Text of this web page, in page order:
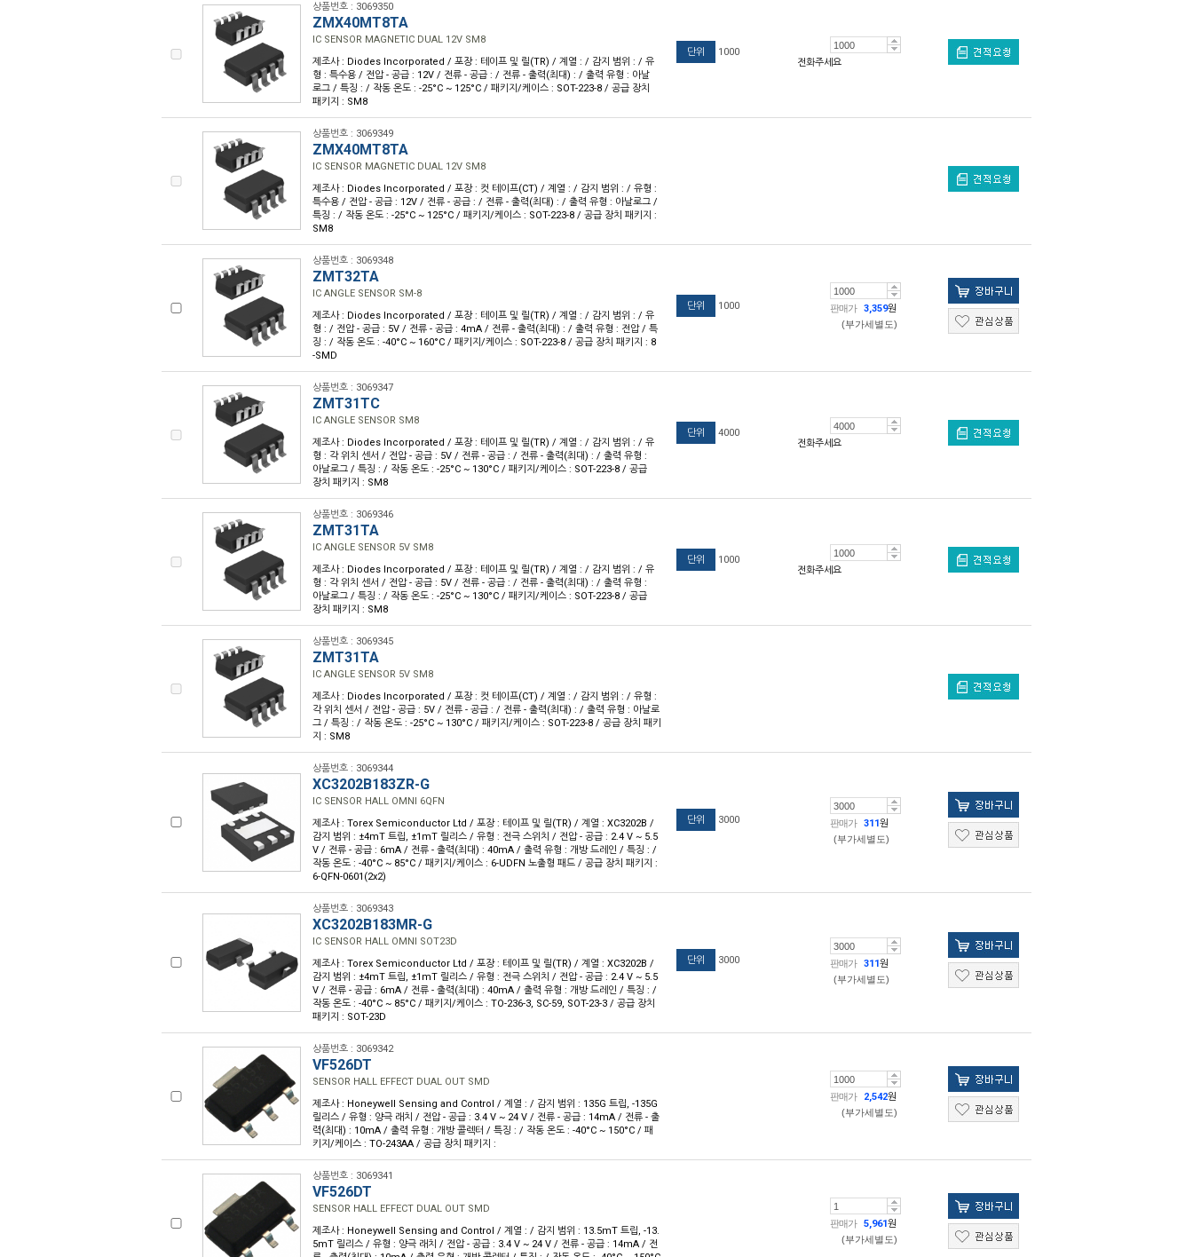
상품번호 : 3069350
ZMX40MT8TA
IC SENSOR MAGNETIC DUAL 12V SM8
제조사 : Diodes Incorporated / 포장 : 테이프 및 릴(TR) / 계열 : / 감지 범위 : / 유
형 : 특수용 / 전압 - 공급 : 12V / 전류 - 공급 : / 전류 - 출력(최대) : / 출력 유형 : 아날
로그 / 특징 : / 작동 온도 : -25°C ~ 125°C / 패키지/케이스 : SOT-223-8 / 공급 장치
패키지 : SM8
단위
1000
전화주세요
상품번호 : 3069349
ZMX40MT8TA
IC SENSOR MAGNETIC DUAL 12V SM8
제조사 : Diodes Incorporated / 포장 : 컷 테이프(CT) / 계열 : / 감지 범위 : / 유형 :
특수용 / 전압 - 공급 : 12V / 전류 - 공급 : / 전류 - 출력(최대) : / 출력 유형 : 아날로그 /
특징 : / 작동 온도 : -25°C ~ 125°C / 패키지/케이스 : SOT-223-8 / 공급 장치 패키지 :
SM8
상품번호 : 3069348
ZMT32TA
IC ANGLE SENSOR SM-8
제조사 : Diodes Incorporated / 포장 : 테이프 및 릴(TR) / 계열 : / 감지 범위 : / 유
형 : / 전압 - 공급 : 5V / 전류 - 공급 : 4mA / 전류 - 출력(최대) : / 출력 유형 : 전압 / 특
징 : / 작동 온도 : -40°C ~ 160°C / 패키지/케이스 : SOT-223-8 / 공급 장치 패키지 : 8
-SMD
단위 1000 판매가 3,359원
(부가세별도)
상품번호 : 3069347
ZMT31TC
IC ANGLE SENSOR SM8
제조사 : Diodes Incorporated / 포장 : 테이프 및 릴(TR) / 계열 : / 감지 범위 : / 유
형 : 각 위치 센서 / 전압 - 공급 : 5V / 전류 - 공급 : / 전류 - 출력(최대) : / 출력 유형 :
아날로그 / 특징 : / 작동 온도 : -25°C ~ 130°C / 패키지/케이스 : SOT-223-8 / 공급
장치 패키지 : SM8
단위
4000
전화주세요
상품번호 : 3069346
ZMT31TA
IC ANGLE SENSOR 5V SM8
제조사 : Diodes Incorporated / 포장 : 테이프 및 릴(TR) / 계열 : / 감지 범위 : / 유
형 : 각 위치 센서 / 전압 - 공급 : 5V / 전류 - 공급 : / 전류 - 출력(최대) : / 출력 유형 :
아날로그 / 특징 : / 작동 온도 : -25°C ~ 130°C / 패키지/케이스 : SOT-223-8 / 공급
장치 패키지 : SM8
단위
1000
전화주세요
상품번호 : 3069345
ZMT31TA
IC ANGLE SENSOR 5V SM8
제조사 : Diodes Incorporated / 포장 : 컷 테이프(CT) / 계열 : / 감지 범위 : / 유형 :
각 위치 센서 / 전압 - 공급 : 5V / 전류 - 공급 : / 전류 - 출력(최대) : / 출력 유형 : 아날로
그 / 특징 : / 작동 온도 : -25°C ~ 130°C / 패키지/케이스 : SOT-223-8 / 공급 장치 패키
지 : SM8
상품번호 : 3069344
XC3202B183ZR-G
IC SENSOR HALL OMNI 6QFN
제조사 : Torex Semiconductor Ltd / 포장 : 테이프 및 릴(TR) / 계열 : XC3202B /
감지 범위 : ±4mT 트립, ±1mT 릴리스 / 유형 : 전극 스위치 / 전압 - 공급 : 2.4 V ~ 5.5
V / 전류 - 공급 : 6mA / 전류 - 출력(최대) : 40mA / 출력 유형 : 개방 드레인 / 특징 : /
작동 온도 : -40°C ~ 85°C / 패키지/케이스 : 6-UDFN 노출형 패드 / 공급 장치 패키지 :
6-QFN-0601(2x2)
단위 3000 판매가 311원
(부가세별도)
상품번호 : 3069343
XC3202B183MR-G
IC SENSOR HALL OMNI SOT23D
제조사 : Torex Semiconductor Ltd / 포장 : 테이프 및 릴(TR) / 계열 : XC3202B /
감지 범위 : ±4mT 트립, ±1mT 릴리스 / 유형 : 전극 스위치 / 전압 - 공급 : 2.4 V ~ 5.5
V / 전류 - 공급 : 6mA / 전류 - 출력(최대) : 40mA / 출력 유형 : 개방 드레인 / 특징 : /
작동 온도 : -40°C ~ 85°C / 패키지/케이스 : TO-236-3, SC-59, SOT-23-3 / 공급 장치
패키지 : SOT-23D
단위 3000 판매가 311원
(부가세별도)
상품번호 : 3069342
VF526DT
SENSOR HALL EFFECT DUAL OUT SMD
제조사 : Honeywell Sensing and Control / 계열 : / 감지 범위 : 135G 트립, -135G
릴리스 / 유형 : 양극 래치 / 전압 - 공급 : 3.4 V ~ 24 V / 전류 - 공급 : 14mA / 전류 - 출
력(최대) : 10mA / 출력 유형 : 개방 콜렉터 / 특징 : / 작동 온도 : -40°C ~ 150°C / 패
키지/케이스 : TO-243AA / 공급 장치 패키지 :
판매가 2,542원
(부가세별도)
상품번호 : 3069341
VF526DT
SENSOR HALL EFFECT DUAL OUT SMD
제조사 : Honeywell Sensing and Control / 계열 : / 감지 범위 : 13.5mT 트립, -13.
5mT 릴리스 / 유형 : 양극 래치 / 전압 - 공급 : 3.4 V ~ 24 V / 전류 - 공급 : 14mA / 전
판매가 5,961원
(부가세별도)